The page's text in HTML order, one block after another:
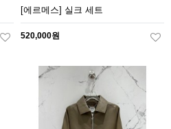
[에르메스] 실크 세트
520,000원